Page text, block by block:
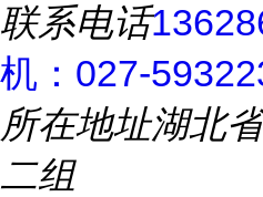
联系电话
机：027-
所在地址湖北
二组